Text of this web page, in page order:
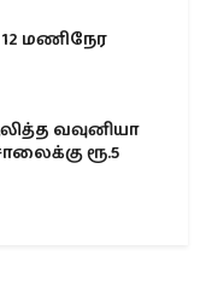
மணிநேர
வவுனியா
ரூ.5